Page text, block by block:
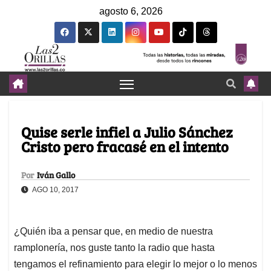
agosto 6, 2026
Quise serle infiel a Julio Sánchez
Cristo pero fracasé en el intento
Por Iván Gallo
AGO 10, 2017
¿Quién iba a pensar que, en medio de nuestra
ramplonería, nos guste tanto la radio que hasta
tengamos el refinamiento para elegir lo mejor o lo menos